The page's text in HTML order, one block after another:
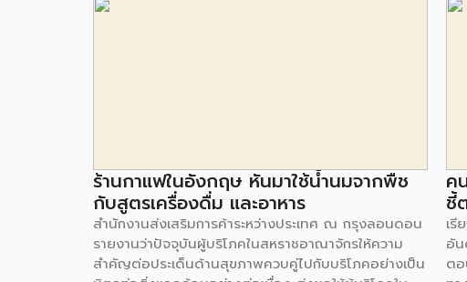
ร้านกาแฟในอังกฤษ หันมาใช้น้ำนมจากพืช
กับสูตรเครื่องดื่ม และอาหาร
สำนักงานส่งเสริมการค้าระหว่างประเทศ ณ กรุงลอนดอน
รายงานว่าปัจจุบันผู้บริโภคในสหราชอาณาจักรให้ความ
สำคัญต่อประเด็นด้านสุขภาพควบคู่ไปกับบริโภคอย่างเป็น
ค
ชี้
เรี
อัน
ตอ